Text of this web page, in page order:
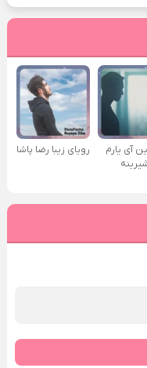
آی یارم
رویای زیبا رضا پاشا